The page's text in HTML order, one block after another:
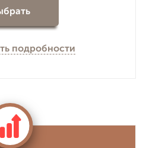
подробности